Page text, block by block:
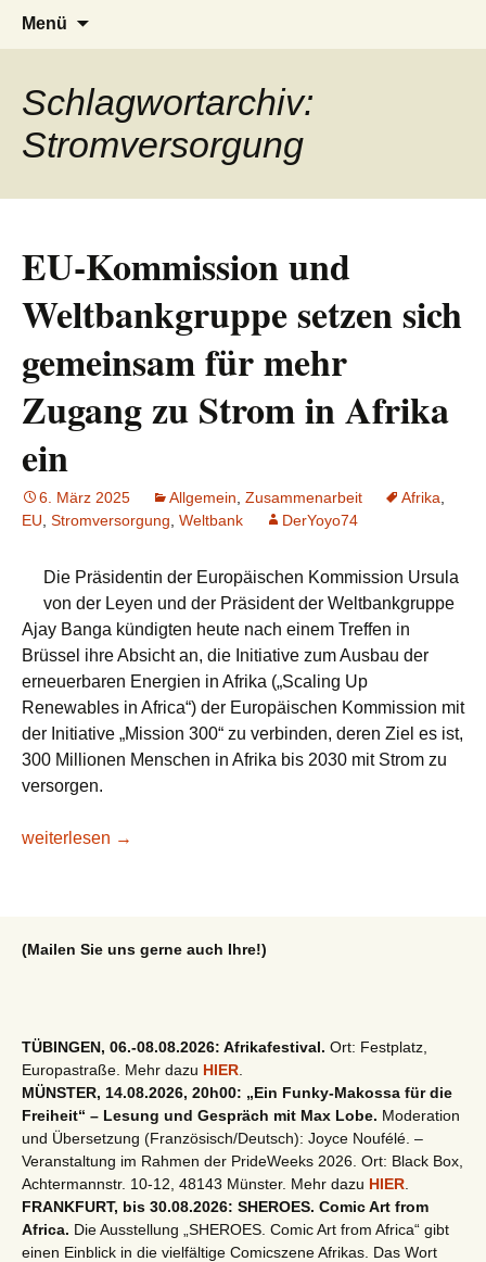
AFRICA live
Seit 1998: Aktuelles aus und mit Bezug
zu Afrika
Menü
Schlagwortarchiv:
Stromversorgung
EU-Kommission und
Weltbankgruppe setzen sich
gemeinsam für mehr
Zugang zu Strom in Afrika
ein
6. März 2025 Allgemein Zusammenarbeit Afrika
EU Stromversorgung Weltbank DerYoyo74
Die Präsidentin der Europäischen Kommission Ursula
von der Leyen und der Präsident der Weltbankgruppe
Ajay Banga kündigten heute nach einem Treffen in
Brüssel ihre Absicht an, die Initiative zum Ausbau der
erneuerbaren Energien in Afrika („Scaling Up
Renewables in Africa“) der Europäischen Kommission mit
der Initiative „Mission 300“ zu verbinden, deren Ziel es ist,
300 Millionen Menschen in Afrika bis 2030 mit Strom zu
versorgen.
EU-Kommission und Weltbankgruppe setzen sich
weiterlesen →
(Mailen Sie uns gerne auch Ihre!)
TÜBINGEN, 06.-08.08.2026: Afrikafestival. Ort: Festplatz,
Europastraße. Mehr dazu HIER
MÜNSTER, 14.08.2026, 20h00: „Ein Funky-Makossa für die
Freiheit“ – Lesung und Gespräch mit Max Lobe. Moderation
und Übersetzung (Französisch/Deutsch): Joyce Noufélé. –
Veranstaltung im Rahmen der PrideWeeks 2026. Ort: Black Box,
Achtermannstr. 10-12, 48143 Münster. Mehr dazu HIER
FRANKFURT, bis 30.08.2026: SHEROES. Comic Art from
Africa. Die Ausstellung „SHEROES. Comic Art from Africa“ gibt
einen Einblick in die vielfältige Comicszene Afrikas. Das Wort